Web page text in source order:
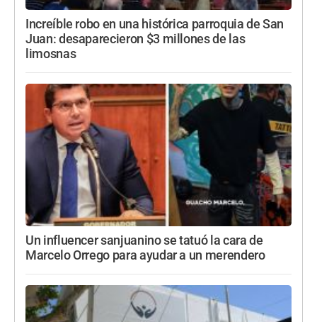
Increíble robo en una histórica parroquia de San
Juan: desaparecieron $3 millones de las
limosnas
Un influencer sanjuanino se tatuó la cara de
Marcelo Orrego para ayudar a un merendero